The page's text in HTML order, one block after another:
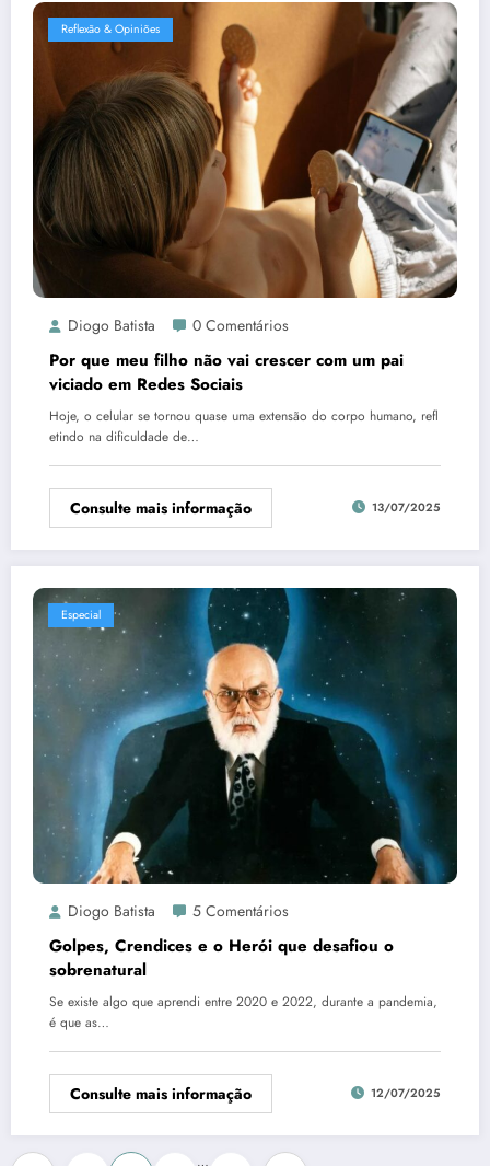
Reflexão & Opiniões
Diogo Batista 0 Comentários
Por que meu filho não vai crescer com um pai
viciado em Redes Sociais
Hoje, o celular se tornou quase uma extensão do corpo humano, refl
etindo na dificuldade de…
Consulte mais informação 13/07/2025
Especial
Diogo Batista 5 Comentários
Golpes, Crendices e o Herói que desafiou o
sobrenatural
Se existe algo que aprendi entre 2020 e 2022, durante a pandemia,
é que as…
Consulte mais informação 12/07/2025
…